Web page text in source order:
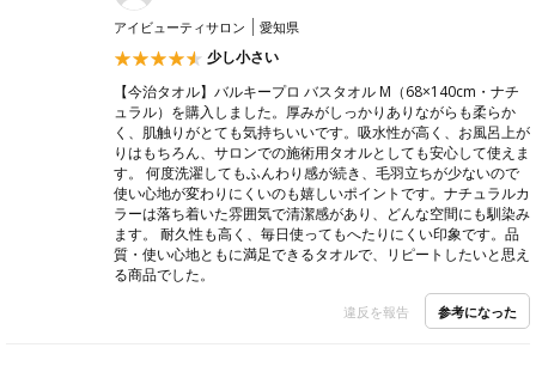
アイビューティサロン 愛知県
少し小さい
【今治タオル】バルキープロ バスタオル M（68×140cm・ナチ
ュラル）を購入しました。厚みがしっかりありながらも柔らか
く、肌触りがとても気持ちいいです。吸水性が高く、お風呂上が
りはもちろん、サロンでの施術用タオルとしても安心して使えま
す。 何度洗濯してもふんわり感が続き、毛羽立ちが少ないので
使い心地が変わりにくいのも嬉しいポイントです。ナチュラルカ
ラーは落ち着いた雰囲気で清潔感があり、どんな空間にも馴染み
ます。 耐久性も高く、毎日使ってもへたりにくい印象です。品
質・使い心地ともに満足できるタオルで、リピートしたいと思え
る商品でした。
違反を報告 参考になった